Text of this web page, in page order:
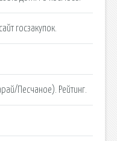
госзакупок.
Песчаное). Рейтинг.